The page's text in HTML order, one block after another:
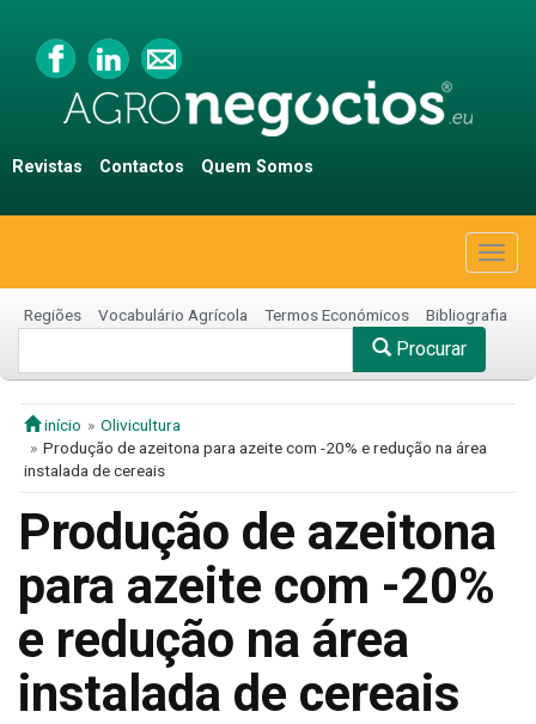
Revistas Contactos Quem Somos
Regiões Vocabulário Agrícola Termos Económicos Bibliografia
Procurar
início
Olivicultura
Produção de azeitona para azeite com -20% e redução na área
instalada de cereais
Produção de azeitona
para azeite com -20%
e redução na área
instalada de cereais